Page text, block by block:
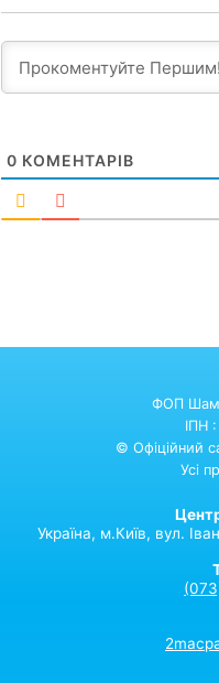
0 КОМЕНТАРІВ
ФОП
ІПН
© Офіційний
Усі
Україна, м.Київ, вул.